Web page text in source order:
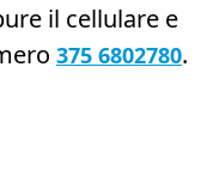
il cellulare e
375 6802780.